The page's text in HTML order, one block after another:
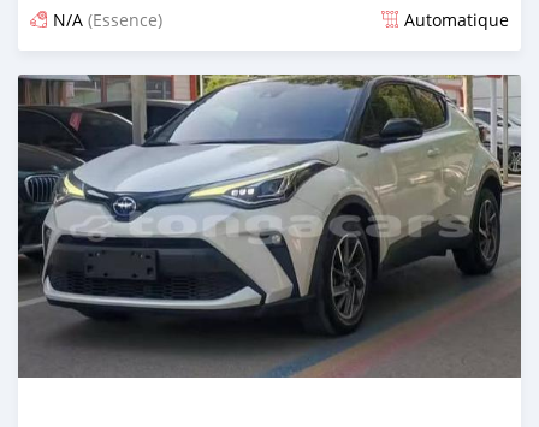
N/A (Essence) Automatique
Publié il y a 15 jours